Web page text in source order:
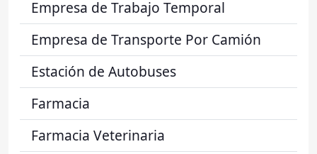
Empresa de Trabajo Temporal
Empresa de Transporte Por Camión
Estación de Autobuses
Farmacia
Farmacia Veterinaria